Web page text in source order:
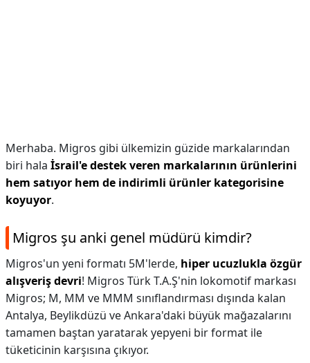
Merhaba. Migros gibi ülkemizin güzide markalarından
biri hala İsrail'e destek veren markalarının ürünlerini
hem satıyor hem de indirimli ürünler kategorisine
koyuyor.
Migros şu anki genel müdürü kimdir?
Migros'un yeni formatı 5M'lerde, hiper ucuzlukla özgür
alışveriş devri! Migros Türk T.A.Ş'nin lokomotif markası
Migros; M, MM ve MMM sınıflandırması dışında kalan
Antalya, Beylikdüzü ve Ankara'daki büyük mağazalarını
tamamen baştan yaratarak yepyeni bir format ile
tüketicinin karşısına çıkıyor.